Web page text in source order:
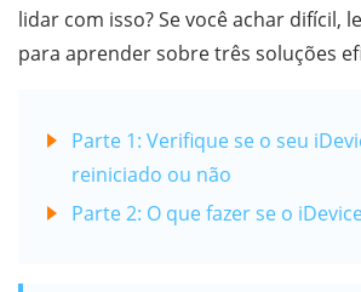
lidar com isso? Se você achar difícil,
para aprender sobre três soluções
Parte 1: Verifique se o seu
reiniciado ou não
Parte 2: O que fazer se o